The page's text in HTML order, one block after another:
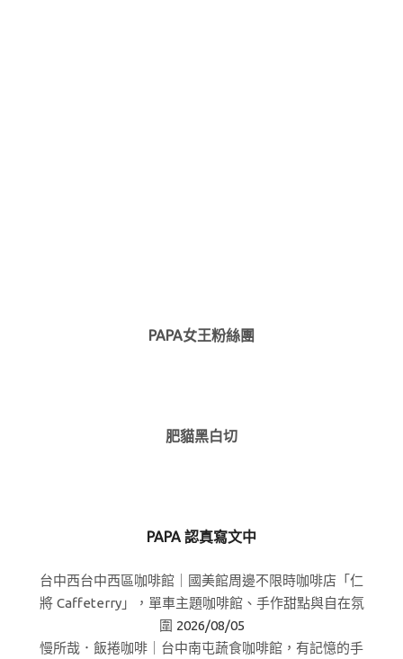
PAPA女王粉絲團
肥貓黑白切
PAPA 認真寫文中
台中西台中西區咖啡館｜國美館周邊不限時咖啡店「仁
將 Caffeterry」，單車主題咖啡館、手作甜點與自在氛
圍 2026/08/05
慢所哉．飯捲咖啡｜台中南屯蔬食咖啡館，有記憶的手